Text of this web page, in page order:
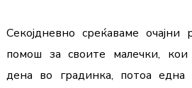
Секојдневно среќаваме
помош за своите малечки, кои
дена во градинка, потоа